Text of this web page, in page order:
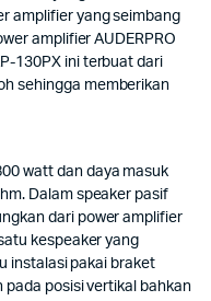
amplifier yang seimbang
amplifier AUDERPRO
130PX ini terbuat dari
sehingga memberikan
watt dan daya masuk
Dalam speaker pasif
dari power amplifier
kespeaker yang
instalasi pakai braket
posisi vertikal bahkan